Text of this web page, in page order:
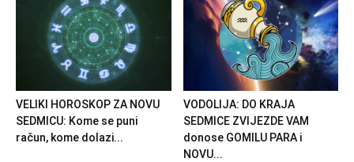
VELIKI HOROSKOP ZA NOVU
SEDMICU: Kome se puni
račun, kome dolazi...
VODOLIJA: DO KRAJA
SEDMICE ZVIJEZDE VAM
donose GOMILU PARA i
NOVU...